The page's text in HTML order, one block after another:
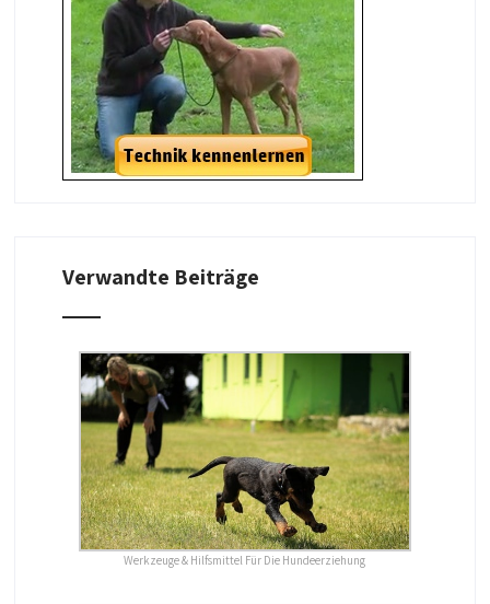
Verwandte Beiträge
Werkzeuge & Hilfsmittel Für Die Hundeerziehung